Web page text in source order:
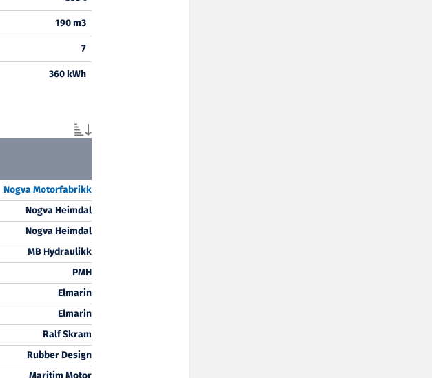
190 m3
7
360 kWh
Nogva Motorfabrikk
Nogva Heimdal
Nogva Heimdal
MB Hydraulikk
PMH
Elmarin
Elmarin
Ralf Skram
Rubber Design